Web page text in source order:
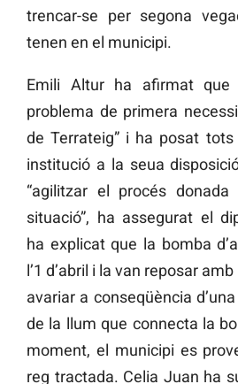
trencar-se per segona
tenen en el municipi.
Emili Altur ha afirmat
problema de primera
de Terrateig” i ha posat
institució a la seua
“agilitzar el procés
situació”, ha assegurat el
ha explicat que la bomba
l’1 d’abril i la van reposar
avariar a conseqüència
de la llum que connecta la
moment, el municipi es
reg tractada. Celia Juan ha